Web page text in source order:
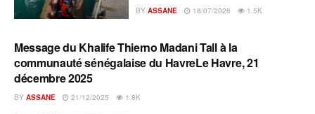
BY ASSANE 18/07/2026 1.5K
A L'INSTANT
Message du Khalife Thierno Madani Tall à la
communauté sénégalaise du HavreLe Havre, 21
décembre 2025
BY ASSANE 21/12/2025 1.8K